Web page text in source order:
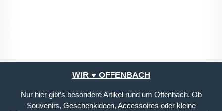
WIR ♥ OFFENBACH
Nur hier gibt’s besondere Artikel rund um Offenbach. Ob
Souvenirs, Geschenkideen, Accessoires oder kleine